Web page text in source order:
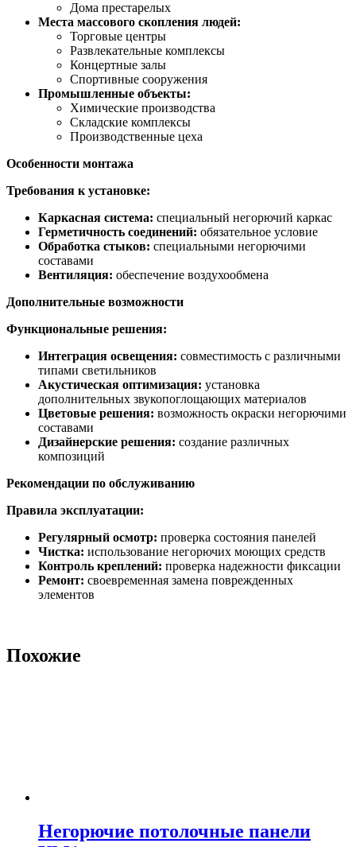
Дома престарелых
Места массового скопления людей:
Торговые центры
Развлекательные комплексы
Концертные залы
Спортивные сооружения
Промышленные объекты:
Химические производства
Складские комплексы
Производственные цеха
Особенности монтажа
Требования к установке:
Каркасная система: специальный негорючий каркас
Герметичность соединений: обязательное условие
Обработка стыков: специальными негорючими
составами
Вентиляция: обеспечение воздухообмена
Дополнительные возможности
Функциональные решения:
Интеграция освещения: совместимость с различными
типами светильников
Акустическая оптимизация: установка
дополнительных звукопоглощающих материалов
Цветовые решения: возможность окраски негорючими
составами
Дизайнерские решения: создание различных
композиций
Рекомендации по обслуживанию
Правила эксплуатации:
Регулярный осмотр: проверка состояния панелей
Чистка: использование негорючих моющих средств
Контроль креплений: проверка надежности фиксации
Ремонт: своевременная замена поврежденных
элементов
Похожие
Негорючие потолочные панели